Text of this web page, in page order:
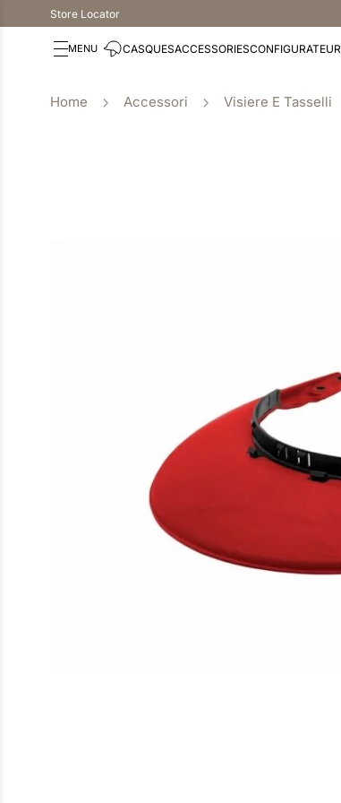
Store Locator
CASQUESACCESSORIESCONFIGURATEUR
Accessori Visiere E Tasselli